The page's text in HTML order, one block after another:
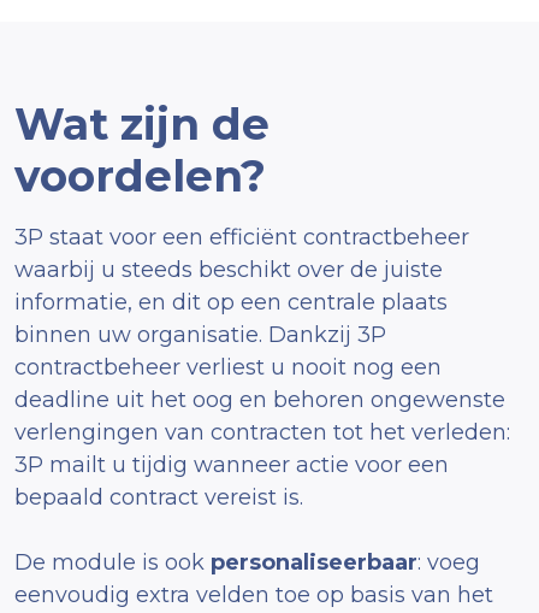
Wat zijn de
voordelen?
3P staat voor een efficiënt contractbeheer
waarbij u steeds beschikt over de juiste
informatie, en dit op een centrale plaats
binnen uw organisatie. Dankzij 3P
contractbeheer verliest u nooit nog een
deadline uit het oog en behoren ongewenste
verlengingen van contracten tot het verleden:
3P mailt u tijdig wanneer actie voor een
bepaald contract vereist is.
De module is ook personaliseerbaar: voeg
eenvoudig extra velden toe op basis van het